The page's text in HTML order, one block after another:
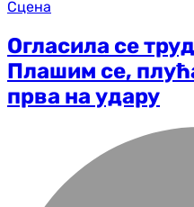
Сцена
Огласила се
Плашим се,
прва на удару